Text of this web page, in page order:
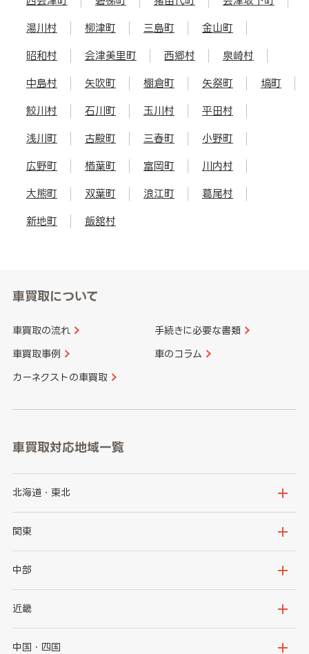
湯川村 柳津町 三島町 金山町
昭和村 会津美里町 西郷村 泉崎村
中島村 矢吹町 棚倉町 矢祭町 塙町
鮫川村 石川町 玉川村 平田村
浅川町 古殿町 三春町 小野町
広野町 楢葉町 富岡町 川内村
大熊町 双葉町 浪江町 葛尾村
新地町 飯舘村
車買取について
車買取の流れ 手続きに必要な書類
車買取事例 車のコラム
カーネクストの車買取
車買取対応地域一覧
北海道・東北
北海道
岩手県
秋田県
関東
茨城県
群馬県
千葉県
中部
新潟県
石川県
近畿
大阪府
中国・四国